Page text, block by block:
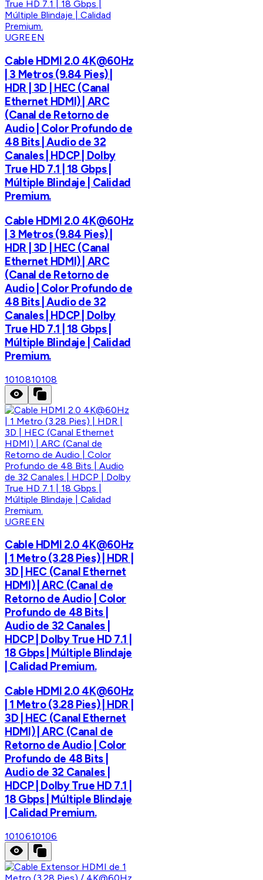
UGREEN
Cable HDMI 2.0 4K@60Hz
| 3 Metros (9.84 Pies) |
HDR | 3D | HEC (Canal
Ethernet HDMI) | ARC
(Canal de Retorno de
Audio | Color Profundo de
48 Bits | Audio de 32
Canales | HDCP | Dolby
True HD 7.1 | 18 Gbps |
Múltiple Blindaje | Calidad
Premium.
Cable HDMI 2.0 4K@60Hz
| 3 Metros (9.84 Pies) |
HDR | 3D | HEC (Canal
Ethernet HDMI) | ARC
(Canal de Retorno de
Audio | Color Profundo de
48 Bits | Audio de 32
Canales | HDCP | Dolby
True HD 7.1 | 18 Gbps |
Múltiple Blindaje | Calidad
Premium.
1010810108
UGREEN
Cable HDMI 2.0 4K@60Hz
| 1 Metro (3.28 Pies) | HDR |
3D | HEC (Canal Ethernet
HDMI) | ARC (Canal de
Retorno de Audio | Color
Profundo de 48 Bits |
Audio de 32 Canales |
HDCP | Dolby True HD 7.1 |
18 Gbps | Múltiple Blindaje
| Calidad Premium.
Cable HDMI 2.0 4K@60Hz
| 1 Metro (3.28 Pies) | HDR |
3D | HEC (Canal Ethernet
HDMI) | ARC (Canal de
Retorno de Audio | Color
Profundo de 48 Bits |
Audio de 32 Canales |
HDCP | Dolby True HD 7.1 |
18 Gbps | Múltiple Blindaje
| Calidad Premium.
1010610106